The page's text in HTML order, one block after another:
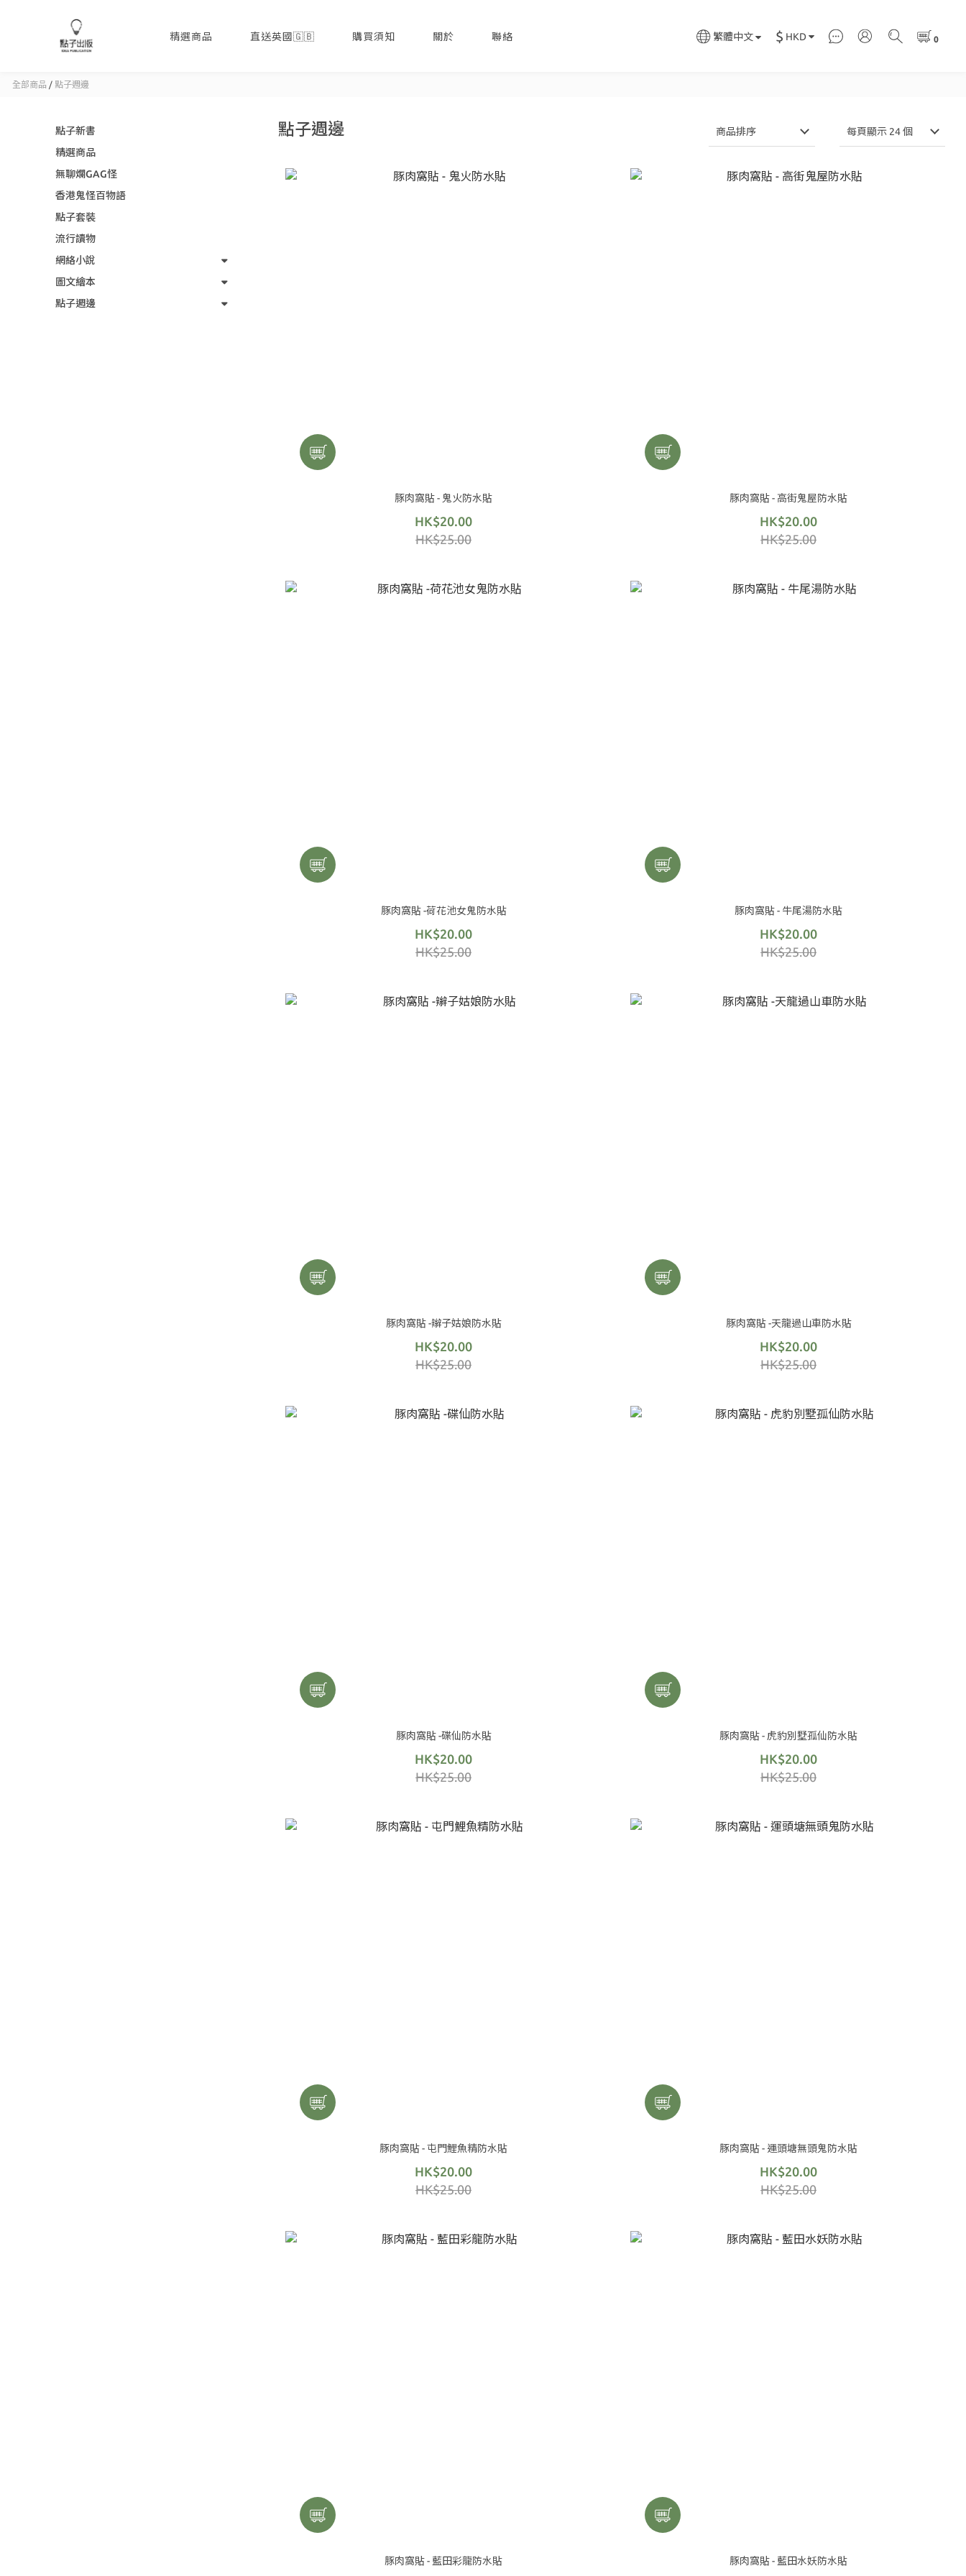
精選商品 直送英國🇬🇧 購買須知 關於 聯絡 繁體中文 $ HKD
全部商品 / 點子週邊
點子新書
精選商品
無聊爛GAG怪
香港鬼怪百物語
點子套裝
流行讀物
網絡小說
圖文繪本
點子週邊
點子週邊 商品排序 每頁顯示 24 個
豚肉窩貼 - 鬼火防水貼
HK$20.00
HK$25.00
豚肉窩貼 - 高街鬼屋防水貼
HK$20.00
HK$25.00
豚肉窩貼 -荷花池女鬼防水貼
HK$20.00
HK$25.00
豚肉窩貼 - 牛尾湯防水貼
HK$20.00
HK$25.00
豚肉窩貼 -辮子姑娘防水貼
HK$20.00
HK$25.00
豚肉窩貼 -天龍過山車防水貼
HK$20.00
HK$25.00
豚肉窩貼 -碟仙防水貼
HK$20.00
HK$25.00
豚肉窩貼 - 虎豹別墅孤仙防水貼
HK$20.00
HK$25.00
豚肉窩貼 - 屯門鯉魚精防水貼
HK$20.00
HK$25.00
豚肉窩貼 - 運頭塘無頭鬼防水貼
HK$20.00
HK$25.00
豚肉窩貼 - 藍田彩龍防水貼 豚肉窩貼 - 藍田水妖防水貼